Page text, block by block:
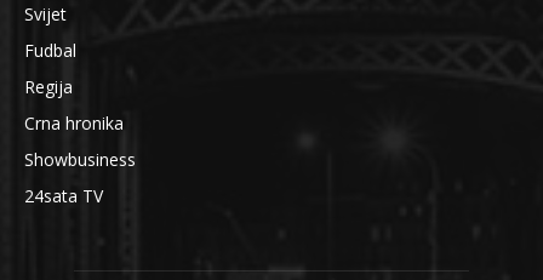
Svijet
Fudbal
Regija
Crna hronika
Showbusiness
24sata TV